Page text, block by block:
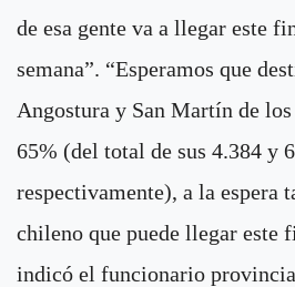
de esa gente va a llegar este
semana”. “Esperamos que
Angostura y San Martín de los
65% (del total de sus 4.384 y
respectivamente), a la espera
chileno que puede llegar este
indicó el funcionario